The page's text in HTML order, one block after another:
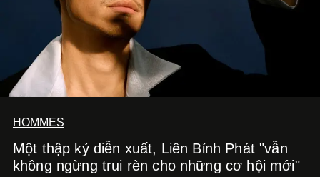
HOMMES
Một thập kỷ diễn xuất, Liên Bỉnh Phát "vẫn
không ngừng trui rèn cho những cơ hội mới"